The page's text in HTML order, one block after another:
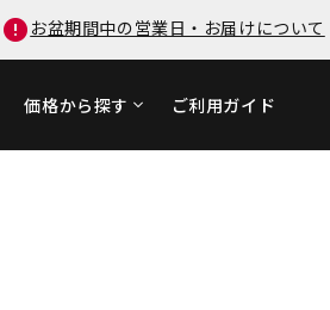
お盆期間中の営業日・お届けについて
価格から探す ご利用ガイド